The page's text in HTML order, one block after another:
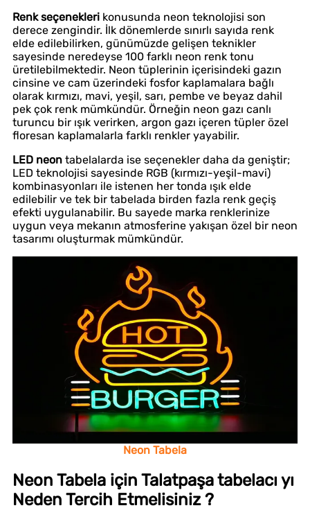
Renk seçenekleri konusunda neon teknolojisi son
derece zengindir. İlk dönemlerde sınırlı sayıda renk
elde edilebilirken, günümüzde gelişen teknikler
sayesinde neredeyse 100 farklı neon renk tonu
üretilebilmektedir. Neon tüplerinin içerisindeki gazın
cinsine ve cam üzerindeki fosfor kaplamalara bağlı
olarak kırmızı, mavi, yeşil, sarı, pembe ve beyaz dahil
pek çok renk mümkündür. Örneğin neon gazı canlı
turuncu bir ışık verirken, argon gazı içeren tüpler özel
floresan kaplamalarla farklı renkler yayabilir.
LED neon tabelalarda ise seçenekler daha da geniştir;
LED teknolojisi sayesinde RGB (kırmızı-yeşil-mavi)
kombinasyonları ile istenen her tonda ışık elde
edilebilir ve tek bir tabelada birden fazla renk geçiş
efekti uygulanabilir. Bu sayede marka renklerinize
uygun veya mekanın atmosferine yakışan özel bir neon
tasarımı oluşturmak mümkündür.
Neon Tabela
Neon Tabela için Talatpaşa tabelacı yı
Neden Tercih Etmelisiniz ?